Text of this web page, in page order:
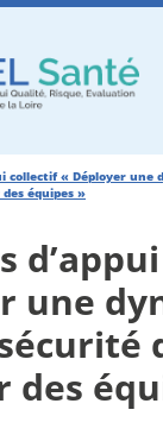
collectif « Déployer une
équipes »
une